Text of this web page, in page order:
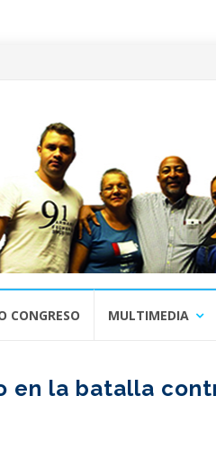
CONGRESO MULTIMEDIA
en la batalla